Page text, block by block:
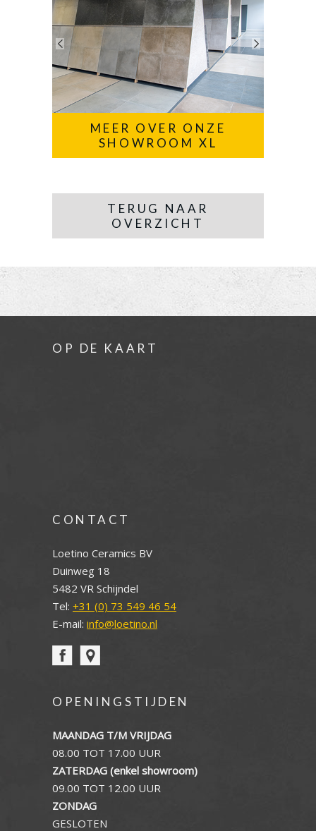
MEER OVER ONZE
SHOWROOM XL
TERUG NAAR
OVERZICHT
OP DE KAART
CONTACT
Loetino Ceramics BV
Duinweg 18
5482 VR Schijndel
Tel: +31 (0) 73 549 46 54
E-mail: info@loetino.nl
OPENINGSTIJDEN
MAANDAG T/M VRIJDAG
08.00 TOT 17.00 UUR
ZATERDAG (enkel showroom)
09.00 TOT 12.00 UUR
ZONDAG
GESLOTEN